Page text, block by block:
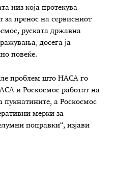
низ која протекува
за пренос на сервисниот
руската државна
досега ја
повеќе.
проблем што НАСА го
и Роскосмос работат на
пукнатините, а Роскосмос
мерки за
поправки“, изјави